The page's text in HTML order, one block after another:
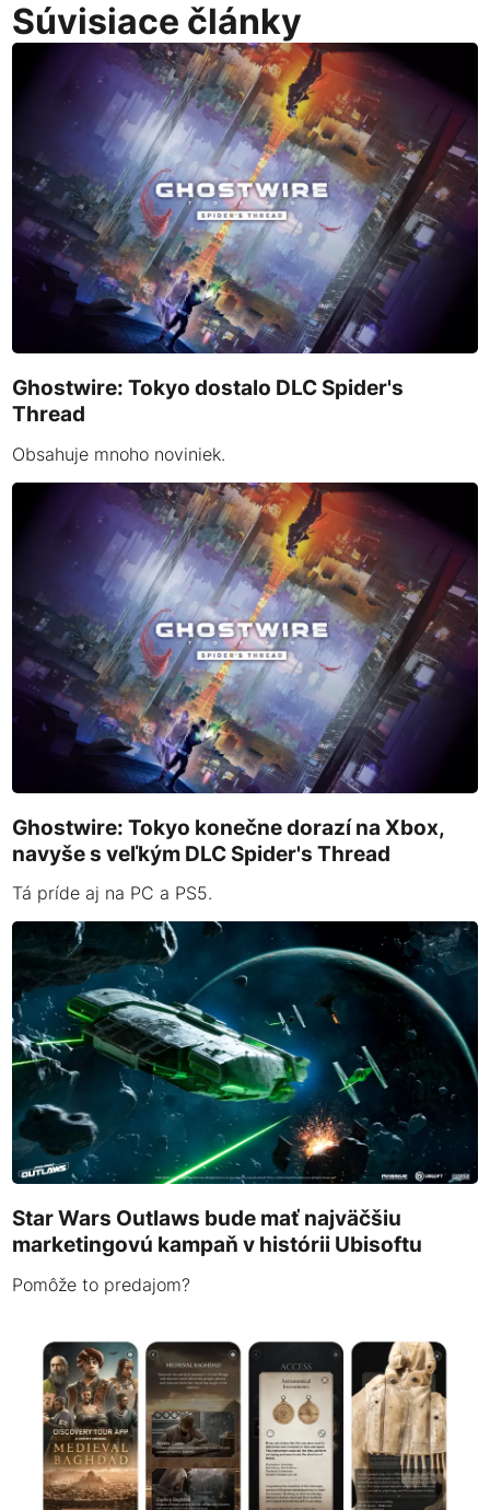
Súvisiace články
Ghostwire: Tokyo dostalo DLC Spider's
Thread
Obsahuje mnoho noviniek.
Ghostwire: Tokyo konečne dorazí na Xbox,
navyše s veľkým DLC Spider's Thread
Tá príde aj na PC a PS5.
Star Wars Outlaws bude mať najväčšiu
marketingovú kampaň v histórii Ubisoftu
Pomôže to predajom?